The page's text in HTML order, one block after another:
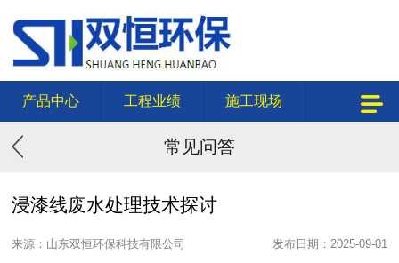
产品中心 工程业绩 施工现场
常见问答
浸漆线废水处理技术探讨
来源：山东双恒环保科技有限公司 发布日期：2025-09-01